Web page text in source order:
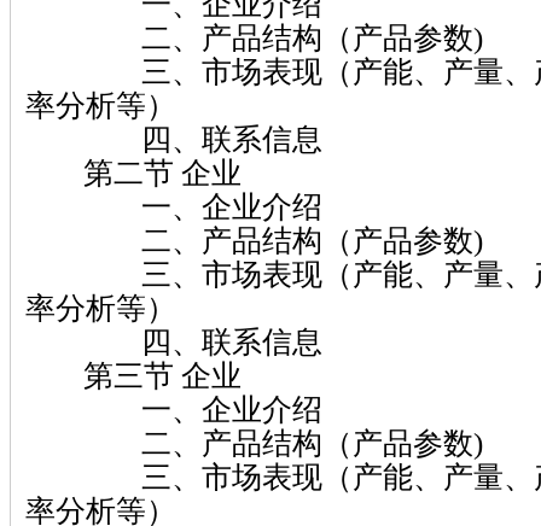
二、产品结构（产品参数)
三、市场表现（产能、产量、
率分析等）
四、联系信息
第二节 企业
一、企业介绍
二、产品结构（产品参数)
三、市场表现（产能、产量、
率分析等）
四、联系信息
第三节 企业
一、企业介绍
二、产品结构（产品参数)
三、市场表现（产能、产量、
率分析等）